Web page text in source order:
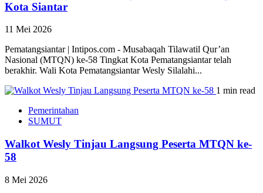
Kota Siantar
11 Mei 2026
Pematangsiantar | Intipos.com - Musabaqah Tilawatil Qur’an
Nasional (MTQN) ke-58 Tingkat Kota Pematangsiantar telah
berakhir. Wali Kota Pematangsiantar Wesly Silalahi...
1 min read
Pemerintahan
SUMUT
Walkot Wesly Tinjau Langsung Peserta MTQN ke-
58
8 Mei 2026